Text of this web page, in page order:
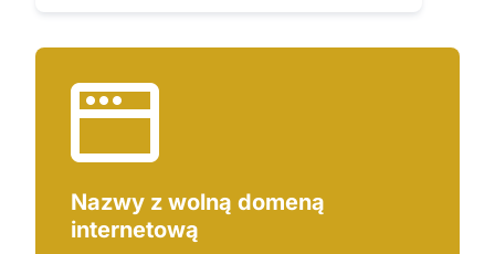
Jak wybrać najlepszą nazwę?